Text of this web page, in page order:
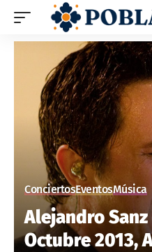
ConciertosEventosMúsica
Alejandro
Octubre 2013,